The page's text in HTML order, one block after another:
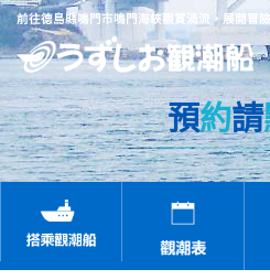
前往德島縣鳴門市鳴門海峽觀賞渦流，展開冒險
預約請